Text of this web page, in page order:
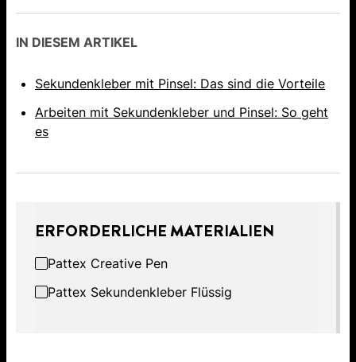
IN DIESEM ARTIKEL
Sekundenkleber mit Pinsel: Das sind die Vorteile
Arbeiten mit Sekundenkleber und Pinsel: So geht
es
ERFORDERLICHE MATERIALIEN
Pattex Creative Pen
Pattex Sekundenkleber Flüssig